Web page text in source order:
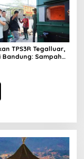
TPS3R Tegalluar,
Bandung: Sampah